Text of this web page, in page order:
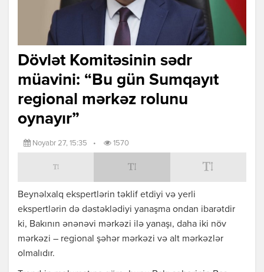
Dövlət Komitəsinin sədr
müavini: “Bu gün Sumqayıt
regional mərkəz rolunu
oynayır”
Noyabr 27, 15:35 • 1570
Beynəlxalq ekspertlərin təklif etdiyi və yerli
ekspertlərin də dəstəklədiyi yanaşma ondan ibarətdir
ki, Bakının ənənəvi mərkəzi ilə yanaşı, daha iki növ
mərkəzi – regional şəhər mərkəzi və alt mərkəzlər
olmalıdır.